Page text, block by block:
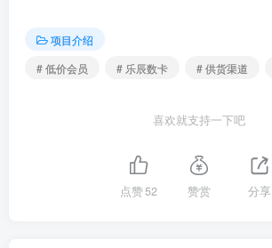
项目介绍
# 低价会员
# 乐辰数卡 # 供货渠道
喜欢就支持一下吧
点赞52 赞赏 分享